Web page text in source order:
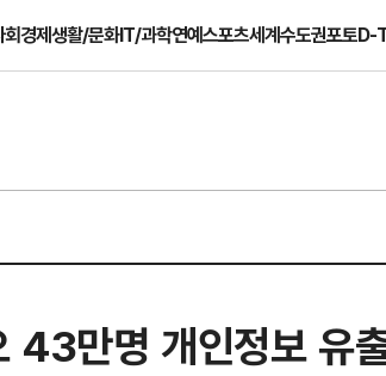
회경제생활/문화IT/과학연예스포츠세계수도권포토D-
43만명 개인정보 유